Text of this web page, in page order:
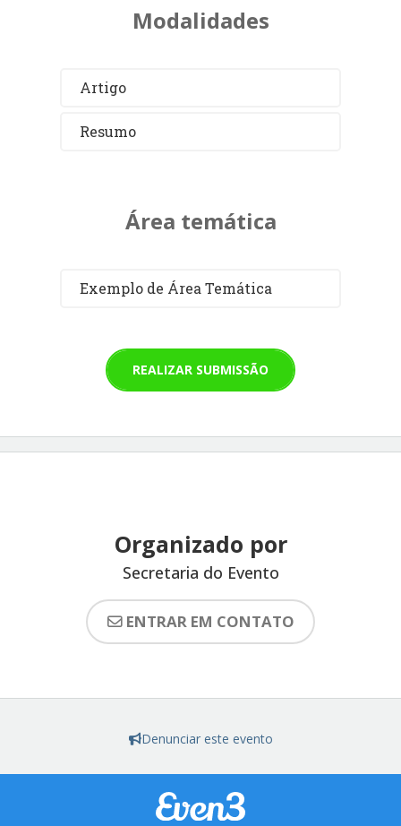
Modalidades
Artigo
Resumo
Área temática
Exemplo de Área Temática
REALIZAR SUBMISSÃO
Organizado por
Secretaria do Evento
ENTRAR EM CONTATO
Denunciar este evento